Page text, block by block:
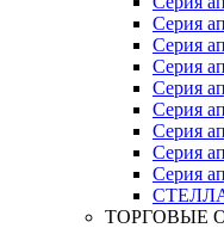
Серия
Серия
Серия
Серия
Серия
Серия
Серия
Серия
ТОРГОВЫЕ